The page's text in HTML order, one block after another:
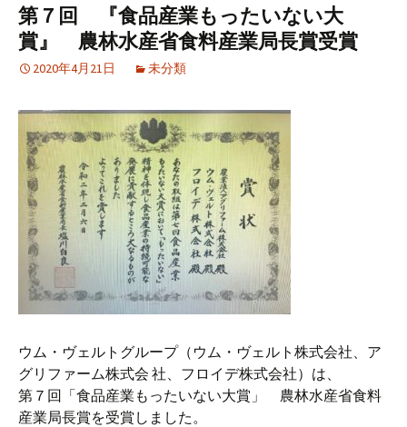
第７回 『食品産業もったいない大
賞』 農林水産省食料産業局長賞受賞
2020年4月21日 未分類
ウム・ヴェルトグループ（ウム・ヴェルト株式会社、ア
グリファーム株式会 社、フロイデ株式会社）は、
第７回「食品産業もったいない大賞」 農林水産省食料
産業局長賞を受賞しました。